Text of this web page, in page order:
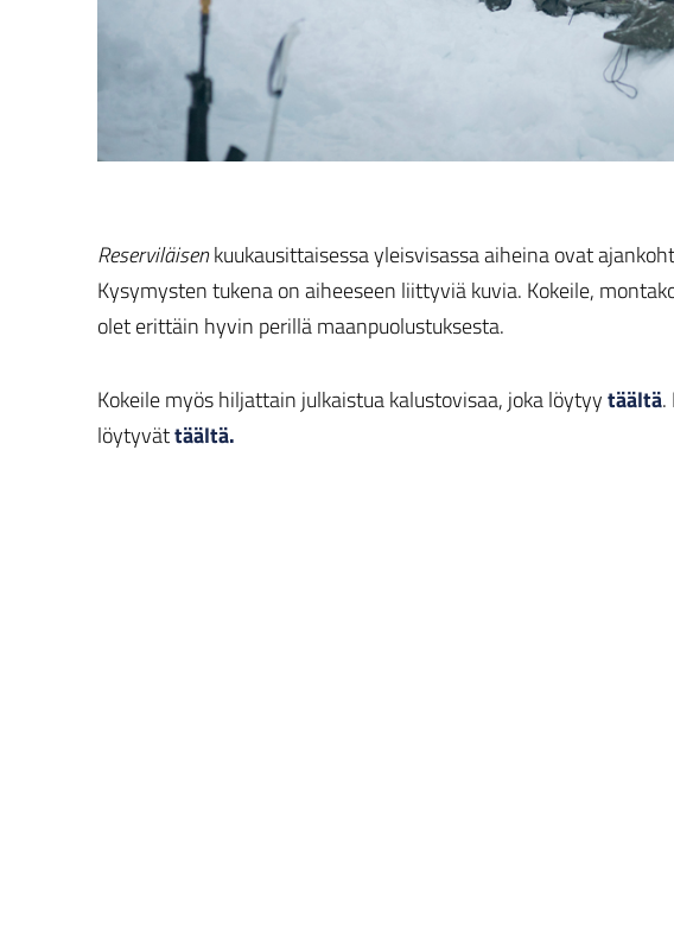
Reserviläisenkuukausittaisessa yleisvisassa aiheina ovat
Kysymysten tukena on aiheeseen liittyviä kuvia. Kokeile,
olet erittäin hyvin perillä maanpuolustuksesta.
Kokeile myös hiljattain julkaistua kalustovisaa, joka löytyytäältä.
löytyvättäältä.